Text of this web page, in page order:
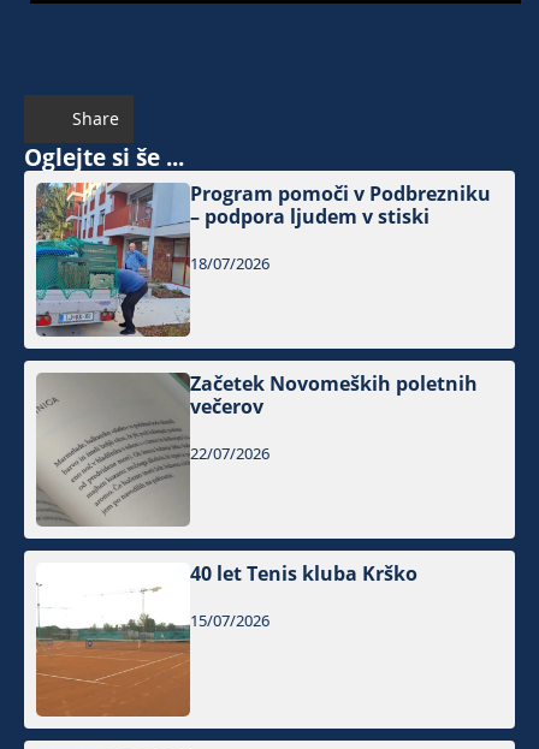
Share
Oglejte si še ...
Program pomoči v Podbrezniku
– podpora ljudem v stiski
18/07/2026
Začetek Novomeških poletnih
večerov
22/07/2026
40 let Tenis kluba Krško
15/07/2026